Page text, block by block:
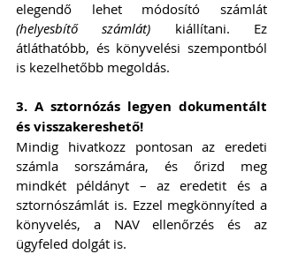
(helyesbítő számlát) kiállítani. Ez
átláthatóbb, és könyvelési szempontból
is kezelhetőbb megoldás.
3. A sztornózás legyen dokumentált
és visszakereshető!
Mindig hivatkozz pontosan az eredeti
számla sorszámára, és őrizd meg
mindkét példányt – az eredetit és a
sztornószámlát is. Ezzel megkönnyíted a
könyvelés, a NAV ellenőrzés és az
ügyfeled dolgát is.